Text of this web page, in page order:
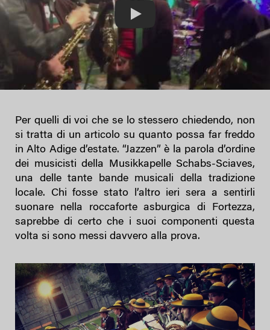
Per quelli di voi che se lo stessero chiedendo, non
si tratta di un articolo su quanto possa far freddo
in Alto Adige d’estate. “Jazzen” è la parola d’ordine
dei musicisti della Musikkapelle Schabs-Sciaves,
una delle tante bande musicali della tradizione
locale. Chi fosse stato l’altro ieri sera a sentirli
suonare nella roccaforte asburgica di Fortezza,
saprebbe di certo che i suoi componenti questa
volta si sono messi davvero alla prova.